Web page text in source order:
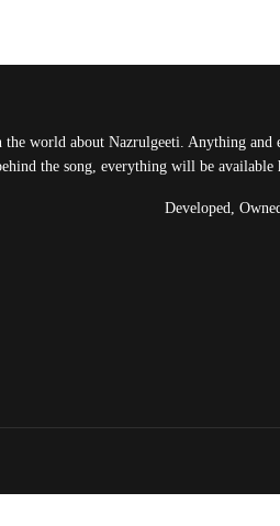
world about Nazrulgeeti. Anything
the song, everything will be
Developed,